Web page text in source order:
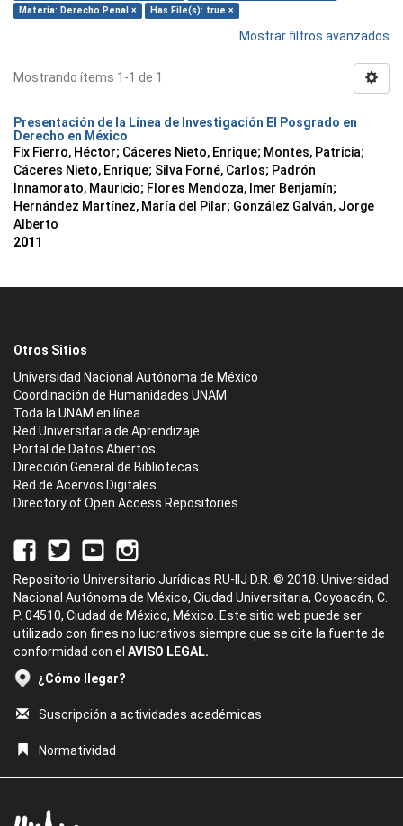
Materia: Derecho Penal ×
Has File(s): true ×
Mostrar filtros avanzados
Mostrando ítems 1-1 de 1
Presentación de la Línea de Investigación El Posgrado en
Derecho en México
Fix Fierro, Héctor; Cáceres Nieto, Enrique; Montes, Patricia;
Cáceres Nieto, Enrique; Silva Forné, Carlos; Padrón
Innamorato, Mauricio; Flores Mendoza, Imer Benjamín;
Hernández Martínez, María del Pilar; González Galván, Jorge
Alberto
2011
Otros Sitios
Universidad Nacional Autónoma de México
Coordinación de Humanidades UNAM
Toda la UNAM en línea
Red Universitaria de Aprendizaje
Portal de Datos Abiertos
Dirección General de Bibliotecas
Red de Acervos Digitales
Directory of Open Access Repositories
Repositorio Universitario Jurídicas RU-IIJ D.R. © 2018. Universidad
Nacional Autónoma de México, Ciudad Universitaria, Coyoacán, C.
P. 04510, Ciudad de México, México. Este sitio web puede ser
utilizado con fines no lucrativos siempre que se cite la fuente de
conformidad con el AVISO LEGAL.
¿Cómo llegar?
Suscripción a actividades académicas
Normatividad